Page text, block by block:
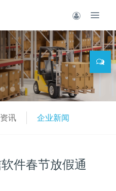
讯 企业新闻
件春节放假通